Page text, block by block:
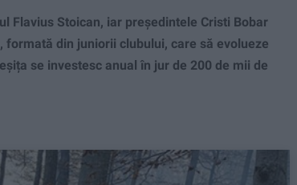
Flavius Stoican, iar președintele Cristi Bobar
din juniorii clubului, care să evolueze
se investesc anual în jur de 200 de mii de